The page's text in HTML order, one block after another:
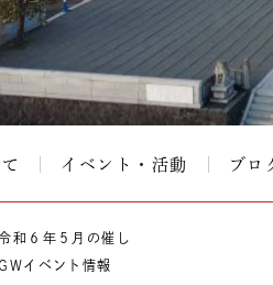
イベント・活動 ブロ
和６年５月の催し
イベント情報